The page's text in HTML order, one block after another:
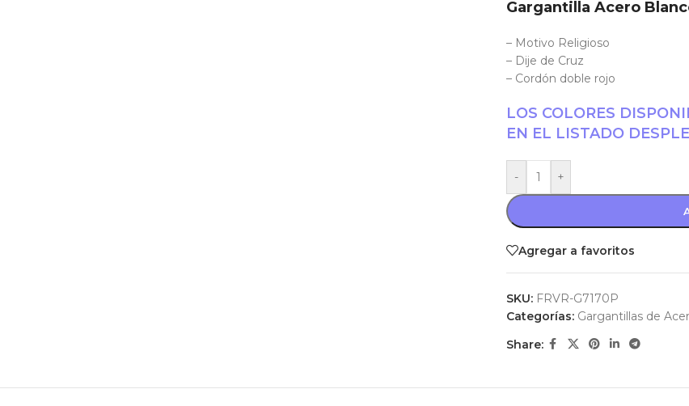
Gargantilla Acero
– Motivo Religioso
– Dije de Cruz
– Cordón doble rojo
LOS COLORES
EN EL LISTADO
- +
Agregar a favoritos
SKU: FRVR-G7170P
Categorías: Gargantillas de
Share: